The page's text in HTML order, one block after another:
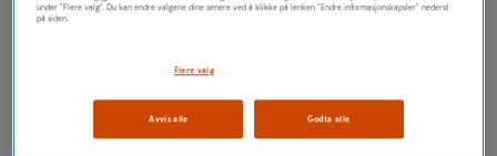
under "Flere valg". Du kan endre valgene dine senere ved å klikke på lenken "Endre informasjonskapsler" nederst
på siden.
Flere valg
Avvis alle Godta alle